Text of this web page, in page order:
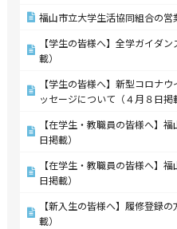
福山市立大学生活協同組合の
【学生の皆様へ】全学ガイダ
載）
【学生の皆様へ】新型コロナ
ッセージについて（４月８日掲
【在学生・教職員の皆様へ】
日掲載）
【在学生・教職員の皆様へ】
日掲載）
【新入生の皆様へ】履修登録
載）